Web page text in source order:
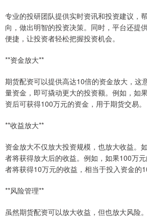
专业的投研团队提供实时资讯和投资建议，
向，做出明智的投资决策。同时，平台还提
便捷，让投资者轻松把握投资机会。
**资金放大**
期货配资可以提供高达10倍的资金放大，这
量资金，即可撬动更大的投资额。例如，如
资后可获得100万元的资金，用于期货交易。
**收益放大**
资金放大不仅放大投资规模，也放大收益。
者将获得放大后的收益。例如，如果100万
者将获得10万元的收益，相当于投入资金的
**风险管理**
虽然期货配资可以放大收益，但也放大风险